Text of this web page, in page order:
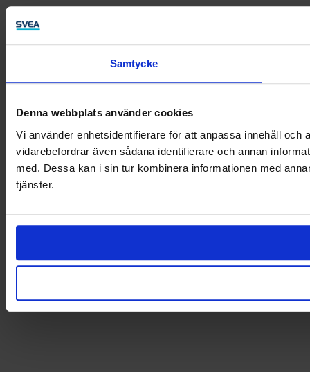
Samtycke
Denna webbplats använder cookies
Vi använder enhetsidentifierare för att anpassa innehåll
vidarebefordrar även sådana identifierare och annan
med. Dessa kan i sin tur kombinera informationen med
tjänster.